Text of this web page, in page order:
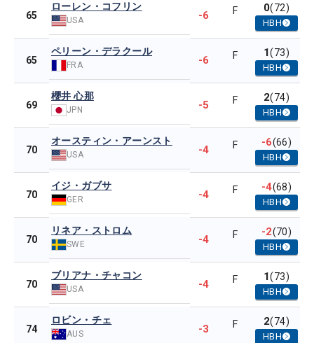
65
ローレン・コフリン
USA -6 F 0(72)
HBH
65
ペリーン・デラクール
FRA -6 F 1(73)
HBH
69
櫻井 心那
JPN -5 F 2(74)
HBH
70
オースティン・アーンスト
USA -4 F -6(66)
HBH
70
イジ・ガブサ
GER -4 F -4(68)
HBH
70
リネア・ストロム
SWE -4 F -2(70)
HBH
70
ブリアナ・チャコン
USA -4 F 1(73)
HBH
74
ロビン・チェ
AUS -3 F 2(74)
HBH